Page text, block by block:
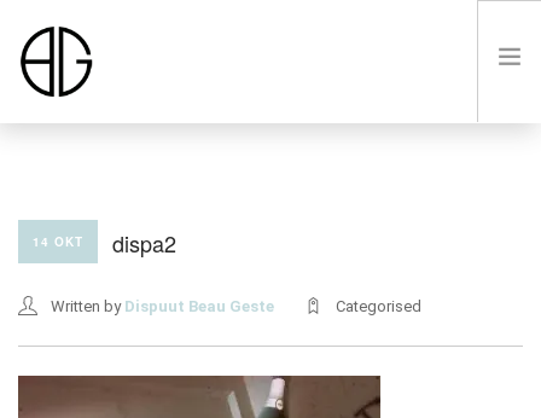
LUSTRUM VIII
14 OKT dispa2
Written by Dispuut Beau Geste Categorised